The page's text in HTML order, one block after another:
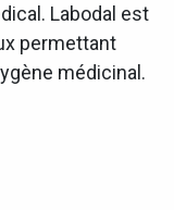
Labodal est
permettant
médicinal.